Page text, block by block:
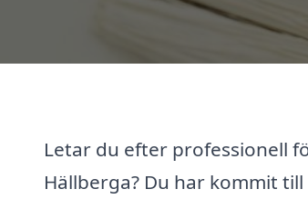
Letar du efter professionell
Hällberga? Du har kommit